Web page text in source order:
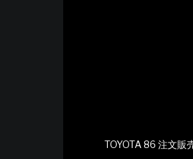
TOYOTA 86 注文